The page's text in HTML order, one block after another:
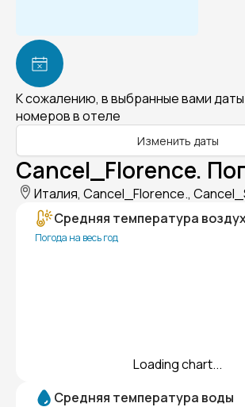
К сожалению, в выбранные вами
номеров в отеле
Изменить даты
Cancel_Florence.
Италия, Cancel_Florence.,
Средняя температура
Погода на весь год
Loading chart...
Средняя температура воды